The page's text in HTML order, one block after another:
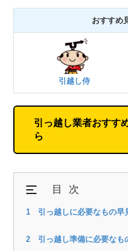
おすすめ
引越し侍
引っ越し業者おすす
ら
目次
引っ越しに必要なもの早
引っ越し準備に必要なも